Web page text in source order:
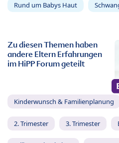
Rund um Babys Haut
Zu diesen Themen haben
andere Eltern Erfahrungen
im HiPP Forum geteilt
Kinderwunsch & Familienplanung
2. Trimester 3. Trimester